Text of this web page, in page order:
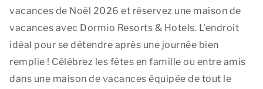
vacances de Noël 2026 et réservez une maison de
vacances avec Dormio Resorts & Hotels. L'endroit
idéal pour se détendre après une journée bien
remplie ! Célébrez les fêtes en famille ou entre amis
dans une maison de vacances équipée de tout le